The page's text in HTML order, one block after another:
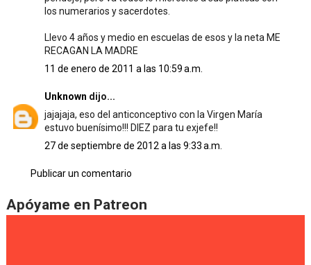
los numerarios y sacerdotes.
Llevo 4 años y medio en escuelas de esos y la neta ME
RECAGAN LA MADRE
11 de enero de 2011 a las 10:59 a.m.
Unknown dijo...
jajajaja, eso del anticonceptivo con la Virgen María
estuvo buenísimo!!! DIEZ para tu exjefe!!
27 de septiembre de 2012 a las 9:33 a.m.
Publicar un comentario
Apóyame en Patreon